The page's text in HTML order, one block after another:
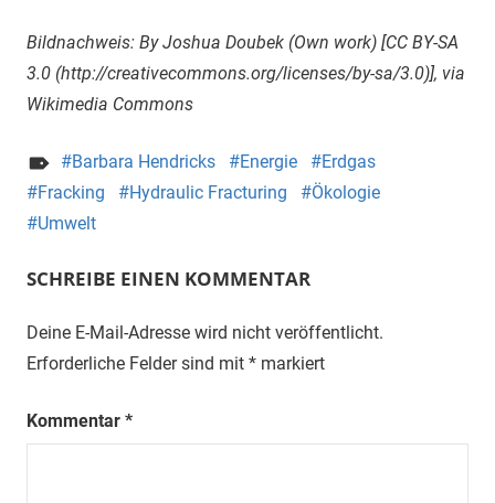
Bildnachweis: By Joshua Doubek (Own work) [CC BY-SA
3.0 (http://creativecommons.org/licenses/by-sa/3.0)], via
Wikimedia Commons
Barbara Hendricks Energie
Erdgas
Fracking
Hydraulic Fracturing
Ökologie
Umwelt
SCHREIBE EINEN KOMMENTAR
Deine E-Mail-Adresse wird nicht veröffentlicht.
Erforderliche Felder sind mit * markiert
Kommentar *